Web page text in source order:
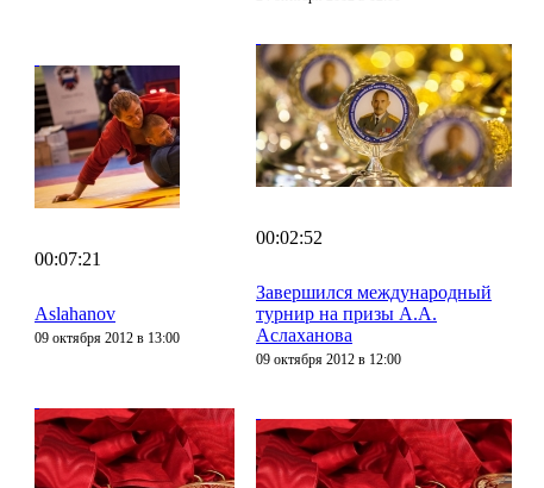
00:07:21
Aslahanov
09 октября 2012 в 13:00
00:02:52
Завершился международный
турнир на призы А.А.
Аслаханова
09 октября 2012 в 12:00